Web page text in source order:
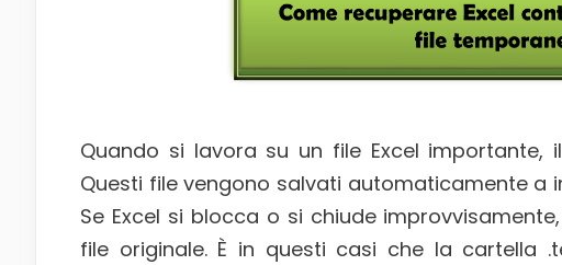
Quando si lavora su un file Excel importante,
Questi file vengono salvati automaticamente a
Se Excel si blocca o si chiude
file originale. È in questi casi che la cartella